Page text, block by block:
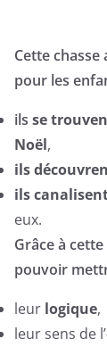
Cette
pour les
ils se
Noël,
ils
ils
eux.
Grâce à
pouvoir
leur logique,
leur sens de l’